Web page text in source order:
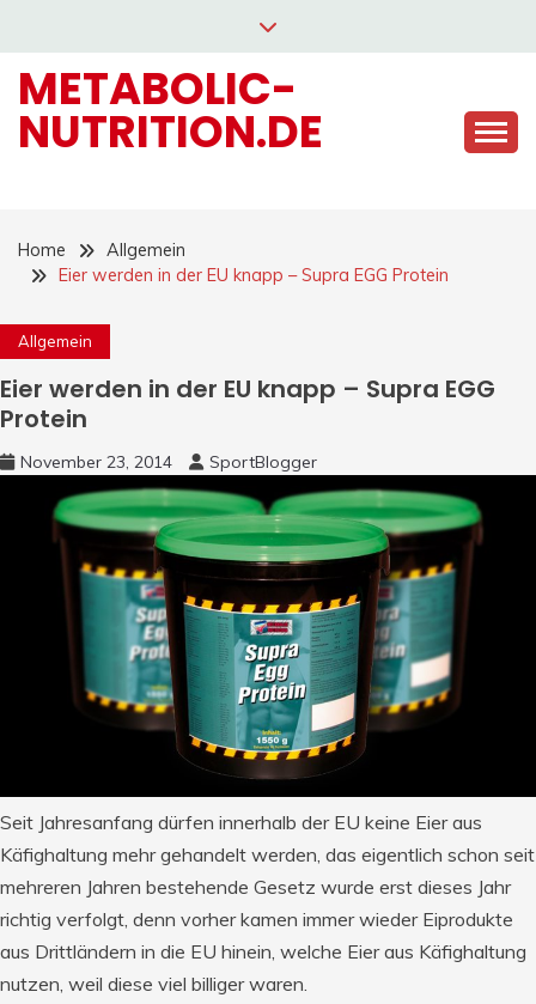
content
METABOLIC-
NUTRITION.DE
Home
Allgemein
Eier werden in der EU knapp – Supra EGG Protein
Allgemein
Eier werden in der EU knapp – Supra EGG
Protein
November 23, 2014 SportBlogger
Seit Jahresanfang dürfen innerhalb der EU keine Eier aus
Käfighaltung mehr gehandelt werden, das eigentlich schon seit
mehreren Jahren bestehende Gesetz wurde erst dieses Jahr
richtig verfolgt, denn vorher kamen immer wieder Eiprodukte
aus Drittländern in die EU hinein, welche Eier aus Käfighaltung
nutzen, weil diese viel billiger waren.